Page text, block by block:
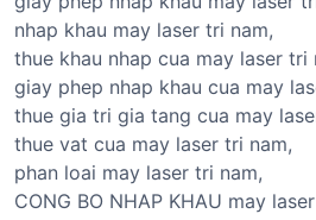
nhap khau may laser tri nam,
thue khau nhap cua may laser tri
giay phep nhap khau cua may
thue gia tri gia tang cua may
thue vat cua may laser tri nam,
phan loai may laser tri nam,
CONG BO NHAP KHAU may